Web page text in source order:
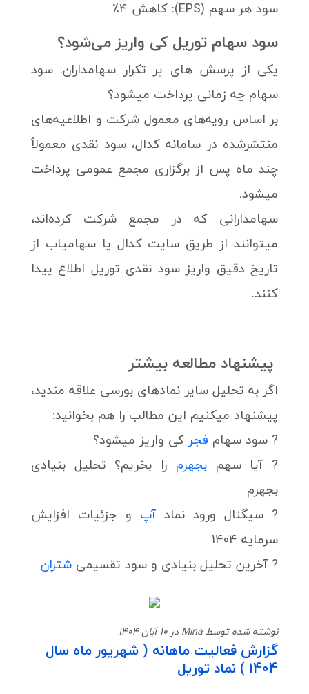
سود هر سهم (EPS): کاهش 4٪
سود سهام توریل کی واریز می‌شود؟
یکی از پرسش های پر تکرار سهامداران: سود
سهام چه زمانی پرداخت میشود؟
بر اساس رویه‌های معمول شرکت و اطلاعیه‌های
منتشرشده در سامانه کدال، سود نقدی معمولاً
چند ماه پس از برگزاری مجمع عمومی پرداخت
میشود.
سهامدارانی که در مجمع شرکت کرده‌اند،
میتوانند از طریق سایت کدال یا سهامیاب از
تاریخ دقیق واریز سود نقدی توریل اطلاع پیدا
کنند.
پیشنهاد مطالعه بیشتر
اگر به تحلیل سایر نمادهای بورسی علاقه مندید،
پیشنهاد میکنیم این مطالب را هم بخوانید:
? سود سهام فجر کی واریز میشود؟
? آیا سهمبجهرم را بخریم؟ تحلیل بنیادی
بجهرم
? سیگنال ورود نماد آپ و جزئیات افزایش
سرمایه 1404
? آخرین تحلیل بنیادی و سود تقسیمی شتران
نوشته شده توسط Mina در 10 آبان 1404
گزارش فعالیت ماهانه ( شهریور ماه سال
1404 ) نماد توریل